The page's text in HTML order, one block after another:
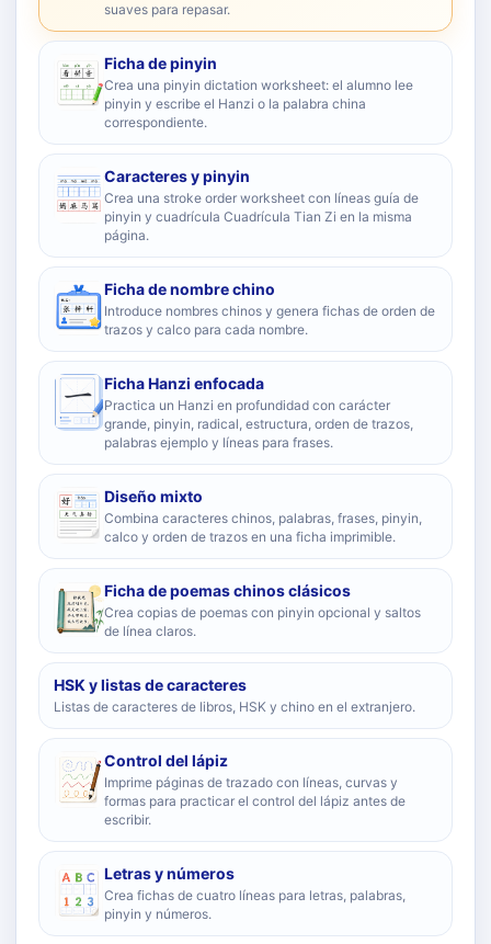
suaves para repasar.
Ficha de pinyin
Crea una pinyin dictation worksheet: el alumno lee
pinyin y escribe el Hanzi o la palabra china
correspondiente.
Caracteres y pinyin
Crea una stroke order worksheet con líneas guía de
pinyin y cuadrícula Cuadrícula Tian Zi en la misma
página.
Ficha de nombre chino
Introduce nombres chinos y genera fichas de orden de
trazos y calco para cada nombre.
Ficha Hanzi enfocada
Practica un Hanzi en profundidad con carácter
grande, pinyin, radical, estructura, orden de trazos,
palabras ejemplo y líneas para frases.
Diseño mixto
Combina caracteres chinos, palabras, frases, pinyin,
calco y orden de trazos en una ficha imprimible.
Ficha de poemas chinos clásicos
Crea copias de poemas con pinyin opcional y saltos
de línea claros.
HSK y listas de caracteres
Listas de caracteres de libros, HSK y chino en el extranjero.
Control del lápiz
Imprime páginas de trazado con líneas, curvas y
formas para practicar el control del lápiz antes de
escribir.
Letras y números
Crea fichas de cuatro líneas para letras, palabras,
pinyin y números.